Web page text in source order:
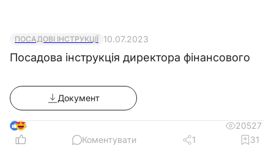
Документ
ПОСАДОВІ ІНСТРУКЦІЇ 10.07.2023
Посадова інструкція директора фінансового
Документ
5
20527
Коментувати
1 31